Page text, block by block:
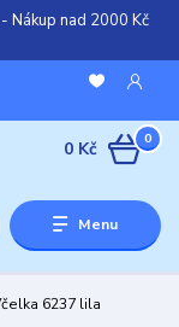
Nákup nad 2000 Kč
Menu
0
0 Kč
6237 lila